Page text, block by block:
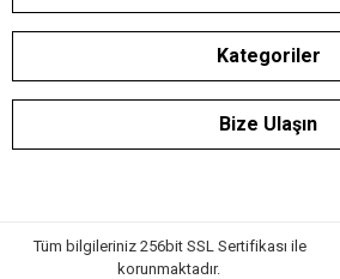
Kategoriler
Bize Ulaşın
Tüm bilgileriniz 256bit SSL Sertifikası ile
korunmaktadır.